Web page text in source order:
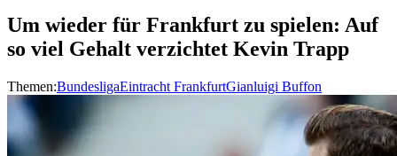
Um wieder für Frankfurt zu spielen: Auf
so viel Gehalt verzichtet Kevin Trapp
Themen:BundesligaEintracht FrankfurtGianluigi Buffon